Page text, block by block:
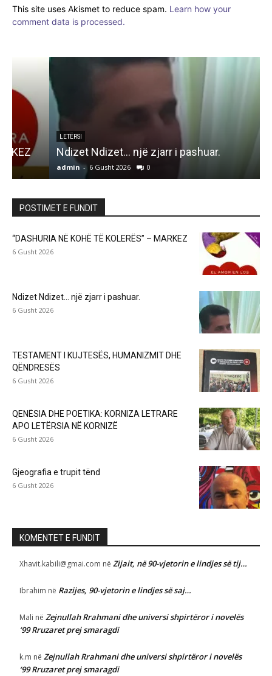
This site uses Akismet to reduce spam. Learn how your
comment data is processed.
LETËRSI
Ndizet Ndizet… një zjarr i pashuar.
admin - 6 Gusht 2026 0
POSTIMET E FUNDIT
“DASHURIA NË KOHË TË KOLERËS” – MARKEZ
6 Gusht 2026
Ndizet Ndizet… një zjarr i pashuar.
6 Gusht 2026
TESTAMENT I KUJTESËS, HUMANIZMIT DHE
QËNDRESËS
6 Gusht 2026
QENËSIA DHE POETIKA: KORNIZA LETRARE
APO LETËRSIA NË KORNIZË
6 Gusht 2026
Gjeografia e trupit tënd
6 Gusht 2026
KOMENTET E FUNDIT
Xhavit.kabili@gmai.com në Zijait, në 90-vjetorin e lindjes së tij…
Ibrahim në Razijes, 90-vjetorin e lindjes së saj…
Mali në Zejnullah Rrahmani dhe universi shpirtëror i novelës
‘99 Rruzaret prej smaragdi
k.m në Zejnullah Rrahmani dhe universi shpirtëror i novelës
‘99 Rruzaret prej smaragdi